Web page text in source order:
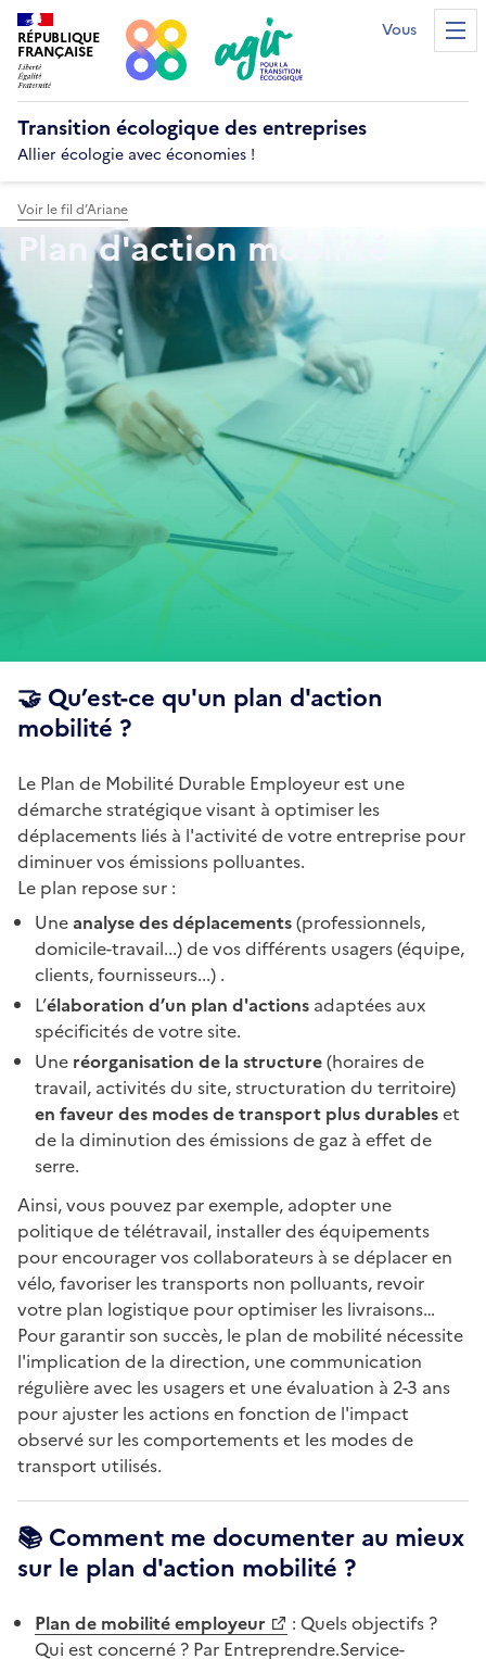
RÉPUBLIQUE
FRANÇAISE
Vous êtes...?
Transition écologiquedes entreprises
Allier écologie avec économies !
Voir le fil d’Ariane
Plan d'action mobilité
🤝 Qu’est-ce qu'un plan d'action
mobilité ?
Le Plan de Mobilité Durable Employeur est une
démarche stratégique visant à optimiser les
déplacements liés à l'activité de votre entreprise pour
diminuer vos émissions polluantes.
Le plan repose sur :
Uneanalyse des déplacements(professionnels,
domicile-travail...) de vos différents usagers (équipe,
clients, fournisseurs...) .
L’élaboration d’un plan d'actions adaptées aux
spécificités de votre site.
Une réorganisation de la structure(horaires de
travail, activités du site, structuration du territoire)
en faveur des modes de transport plus durableset
de la diminution des émissions de gaz à effet de
serre.
Ainsi, vous pouvez par exemple, adopter une
politique de télétravail, installer des équipements
pour encourager vos collaborateurs à se déplacer en
vélo, favoriser les transports non polluants, revoir
votre plan logistique pour optimiser les livraisons…
Pour garantir son succès, le plan de mobilité nécessite
l'implication de la direction, une communication
régulière avec les usagers et une évaluation à 2-3 ans
pour ajuster les actions en fonction de l'impact
observé sur les comportements et les modes de
transport utilisés.
📚 Comment me documenter au mieux
sur le plan d'action mobilité ?
Plan de mobilité employeur
: Quels objectifs ?
Qui est concerné ? Par Entreprendre.Service-